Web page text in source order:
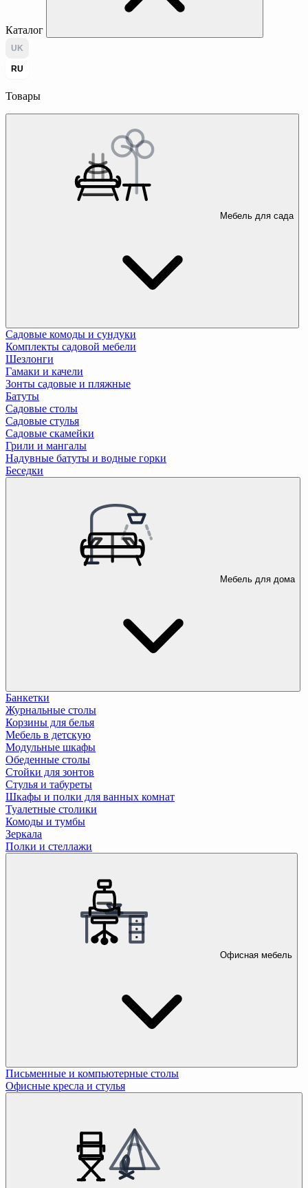
Каталог
UK
RU
Товары
Мебель для сада
Садовые комоды и сундуки
Комплекты садовой мебели
Шезлонги
Гамаки и качели
Зонты садовые и пляжные
Батуты
Садовые столы
Садовые стулья
Садовые скамейки
Грили и мангалы
Надувные батуты и водные горки
Беседки
Мебель для дома
Банкетки
Журнальные столы
Корзины для белья
Мебель в детскую
Модульные шкафы
Обеденные столы
Стойки для зонтов
Стулья и табуреты
Шкафы и полки для ванных комнат
Туалетные столики
Комоды и тумбы
Зеркала
Полки и стеллажи
Офисная мебель
Письменные и компьютерные столы
Офисные кресла и стулья